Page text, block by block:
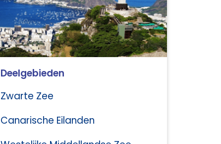
Deelgebieden
Zwarte Zee
Canarische Eilanden